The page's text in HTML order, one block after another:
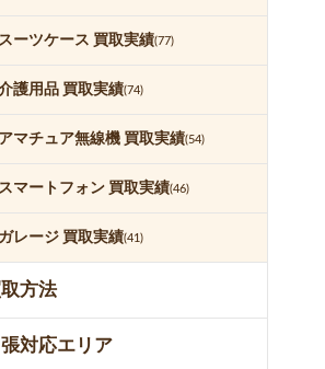
スーツケース 買取実績(77)
護用品 買取実績(74)
アマチュア無線機 買取実績(54)
スマートフォン 買取実績(46)
ガレージ 買取実績(41)
方法
対応エリア